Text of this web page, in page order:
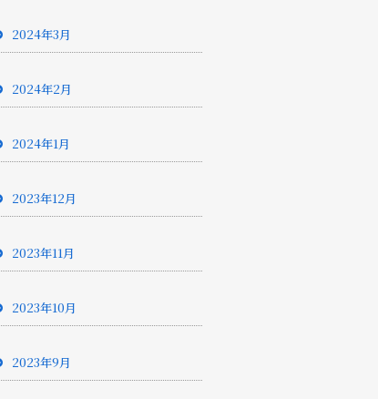
2024年3月
2024年2月
2024年1月
2023年12月
2023年11月
2023年10月
2023年9月